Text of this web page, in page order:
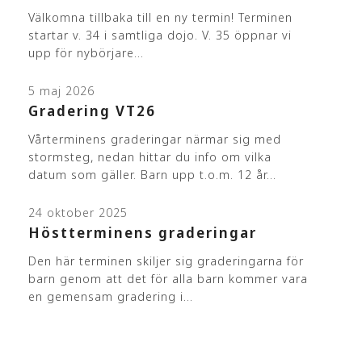
Välkomna tillbaka till en ny termin! Terminen
startar v. 34 i samtliga dojo. V. 35 öppnar vi
upp för nybörjare…
5 maj 2026
Gradering VT26
Vårterminens graderingar närmar sig med
stormsteg, nedan hittar du info om vilka
datum som gäller. Barn upp t.o.m. 12 år…
24 oktober 2025
Höstterminens graderingar
Den här terminen skiljer sig graderingarna för
barn genom att det för alla barn kommer vara
en gemensam gradering i…